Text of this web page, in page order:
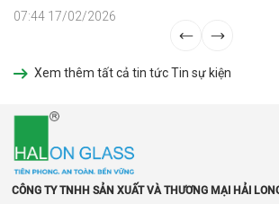
07:44 17/02/2026
Xem thêm tất cả tin tức Tin sự kiện
CÔNG TY TNHH SẢN XUẤT VÀ THƯƠNG MẠI HẢI